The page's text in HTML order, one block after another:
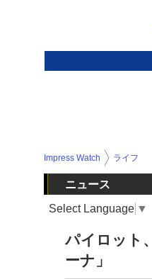
Impress Watch ライフ
ニュース
Select Language ▼
パイロット
ーナ」